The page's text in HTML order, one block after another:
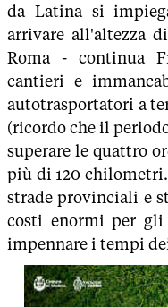
da Latina si
arrivare all'altezza
Roma - continua
cantieri e
autotrasportatori a
(ricordo che il
superare le quattro
più di 120
strade provinciali e
costi enormi per gli
impennare i tempi